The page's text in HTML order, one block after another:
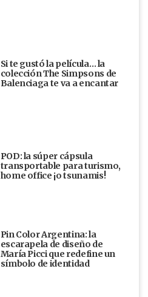
Si te gustó la película… la
colección The Simpsons de
Balenciaga te va a encantar
POD: la súper cápsula
transportable para turismo,
home office ¡o tsunamis!
Pin Color Argentina: la
escarapela de diseño de
María Picci que redefine un
símbolo de identidad